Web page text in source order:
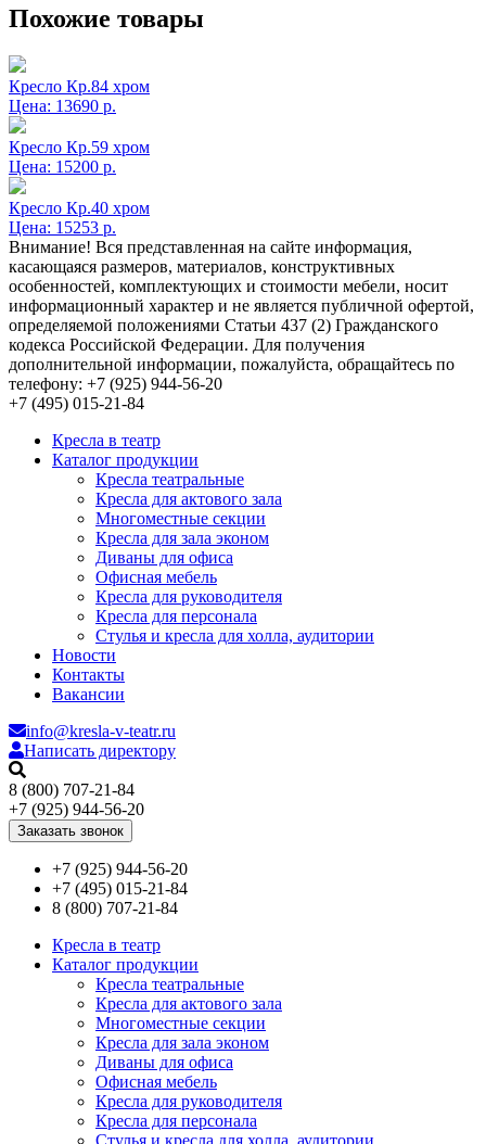
Похожие товары
Кресло Кр.84 хром
Цена: 13690 р.
Кресло Кр.59 хром
Цена: 15200 р.
Кресло Кр.40 хром
Цена: 15253 р.
Внимание! Вся представленная на сайте информация,
касающаяся размеров, материалов, конструктивных
особенностей, комплектующих и стоимости мебели, носит
информационный характер и не является публичной офертой,
определяемой положениями Статьи 437 (2) Гражданского
кодекса Российской Федерации. Для получения
дополнительной информации, пожалуйста, обращайтесь по
телефону: +7 (925) 944-56-20
+7 (495) 015-21-84
Кресла в театр
Каталог продукции
Кресла театральные
Кресла для актового зала
Многоместные секции
Кресла для зала эконом
Диваны для офиса
Офисная мебель
Кресла для руководителя
Кресла для персонала
Стулья и кресла для холла, аудитории
Новости
Контакты
Вакансии
info@kresla-v-teatr.ru
Написать директору
8 (800) 707-21-84
+7 (925) 944-56-20
Заказать звонок
+7 (925) 944-56-20
+7 (495) 015-21-84
8 (800) 707-21-84
Кресла в театр
Каталог продукции
Кресла театральные
Кресла для актового зала
Многоместные секции
Кресла для зала эконом
Диваны для офиса
Офисная мебель
Кресла для руководителя
Кресла для персонала